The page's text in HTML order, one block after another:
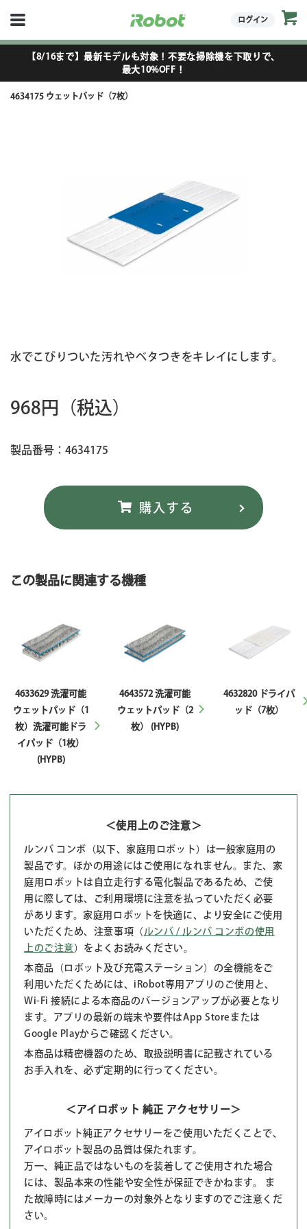
ログイン
【8/16まで】最新モデルも対象！不要な掃除機を下取りで、
最大10%OFF！
4634175 ウェットパッド（7枚）
水でこびりついた汚れやベタつきをキレイにします。
968円 （税込）
製品番号：4634175
この製品に関連する機種
4633629 洗濯可能
ウェットパッド（1
枚）洗濯可能ドラ
イパッド（1枚）
(HYPB)
4643572 洗濯可能
ウェットパッド（2
枚） (HYPB)
4632820 ドライパ
ッド（7枚）
＜使用上のご注意＞
ルンバ コンボ（以下、家庭用ロボット）は一般家庭用の
製品です。ほかの用途にはご使用になれません。また、家
庭用ロボットは自立走行する電化製品であるため、ご使
用に際しては、ご利用環境に注意を払っていただく必要
があります。家庭用ロボットを快適に、より安全にご使用
いただくため、注意事項（ ルンバ / ルンバ コンボの使用
上のご注意）をよくお読みください。
本商品（ロボット及び充電ステーション）の全機能をご
利用いただくためには、iRobot専用アプリのご使用と、
Wi-Fi 接続による本商品のバージョンアップが必要となり
ます。アプリの最新の端末や要件はApp Storeまたは
Google Playからご確認ください。
本商品は精密機器のため、取扱説明書に記載されている
お手入れを、必ず定期的に行ってください。
＜アイロボット 純正 アクセサリー＞
アイロボット純正アクセサリーをご使用いただくことで、
アイロボット製品の品質は保たれます。
万一、純正品ではないものを装着してご使用された場合
には、製品本来の性能や安全性が保証できかねます。 ま
た故障時にはメーカーの対象外となりますのでご注意くだ
さい。